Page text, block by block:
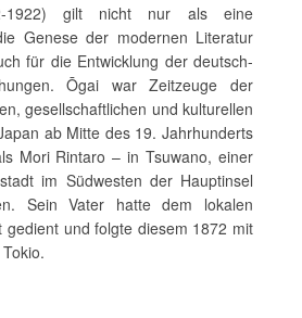
1922) gilt nicht nur als eine
Genese der modernen Literatur
für die Entwicklung der deutsch-
Ōgai war Zeitzeuge der
gesellschaftlichen und kulturellen
ab Mitte des 19. Jahrhunderts
Mori Rintaro – in Tsuwano, einer
im Südwesten der Hauptinsel
Sein Vater hatte dem lokalen
gedient und folgte diesem 1872 mit